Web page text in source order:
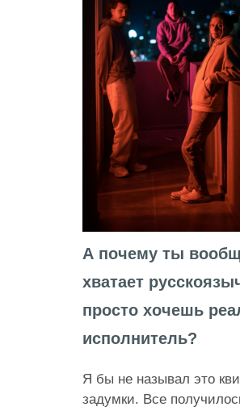
А почему ты
хватает
просто хочешь
исполнитель?
Я бы не называл это
задумки. Все